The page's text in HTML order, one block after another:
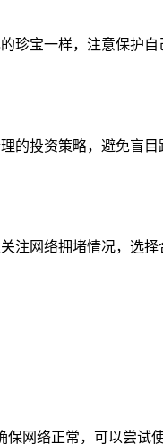
珍宝一样，注意保护
的投资策略，避免盲
注网络拥堵情况，选
络正常，可以尝试